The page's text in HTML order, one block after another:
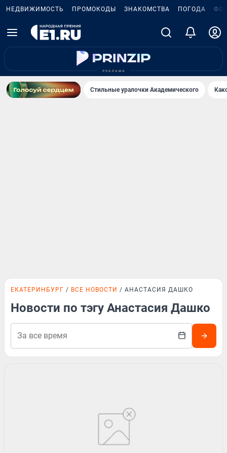
НЕДВИЖИМОСТЬ ПРОМОКОДЫ ЗНАКОМСТВА ПОГОДА
Стильные уралочки Академического
ЕКАТЕРИНБУРГ ВСЕ НОВОСТИ АНАСТАСИЯ ДАШКО
Новости по тэгу Анастасия Дашко